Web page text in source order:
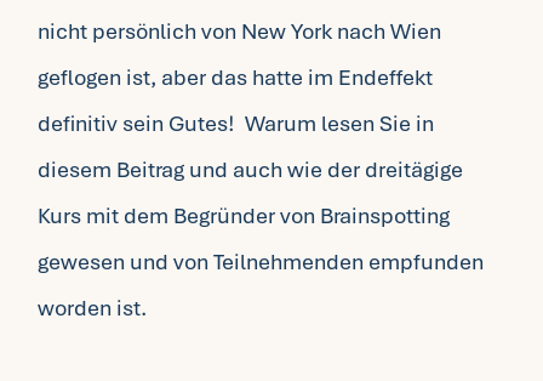
nicht persönlich von New York nach Wien
geflogen ist, aber das hatte im Endeffekt
definitiv sein Gutes! Warum lesen Sie in
diesem Beitrag und auch wie der dreitägige
Kurs mit dem Begründer von Brainspotting
gewesen und von Teilnehmenden empfunden
worden ist.